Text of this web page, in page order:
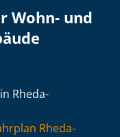
Wohn- und
in Rheda-
Rheda-